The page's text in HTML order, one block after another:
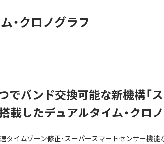
・クロノグラフ
でバンド交換可能な新機構「
載したデュアルタイム・クロ
タイムゾーン修正・スーパースマートセンサー機能